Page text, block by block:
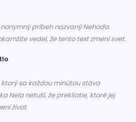
príbeh nazvaný Nehoda.
vedel, že tento text zmení svet.
ktorý sa každou minútou stáva
Nela netuší, že prekliatie, ktoré jej
život.